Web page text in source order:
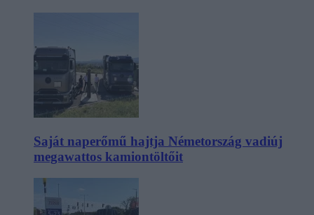
Saját naperőmű hajtja Németország vadiúj
megawattos kamiontöltőit